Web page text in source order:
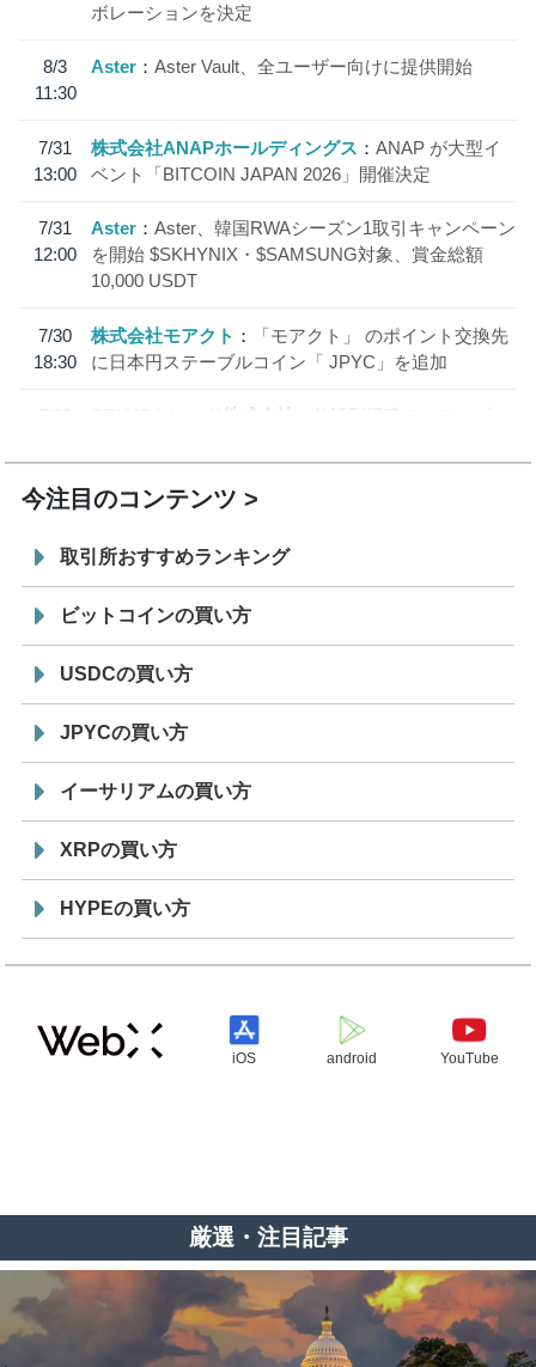
ボレーションを決定
8/3
11:30
Aster Aster Vault、全ユーザー向けに提供開始
7/31
13:00
株式会社ANAPホールディングス
ANAP が大型イ
ベント「BITCOIN JAPAN 2026」開催決定
7/31
12:00
Aster
Aster、韓国RWAシーズン1取引キャンペーン
を開始 $SKHYNIX・$SAMSUNG対象、賞金総額
10,000 USDT
7/30
18:30
株式会社モアクト
「モアクト」 のポイント交換先
に日本円ステーブルコイン「 JPYC」を追加
7/29
SBI VCトレード株式会社
信託型円建てステーブル
今注目のコンテンツ
取引所おすすめランキング
ビットコインの買い方
USDCの買い方
JPYCの買い方
イーサリアムの買い方
XRPの買い方
HYPEの買い方
iOS android YouTube
厳選・注目記事